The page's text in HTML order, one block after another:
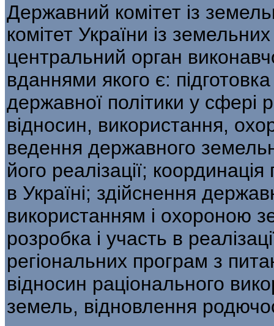
Державний комітет із
комітет України із
центральний орган
вданнями якого є:
державної політики у сфері
відносин, використання,
ведення державного
його реалізації;
в Україні; здійснення
використанням і охороною
розробка і участь в
регіональних програм з
відносин раціонального
земель, відновлення